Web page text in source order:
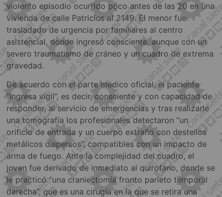
violento episodio ocurrido poco antes de las 20 en una
vivienda de calle Patricios al 2149. El menor fue
trasladado de urgencia por familiares al centro
asistencial, donde ingresó consciente, aunque con un
severo traumatismo de cráneo y un cuadro de extrema
gravedad.
De acuerdo con el parte médico oficial, el paciente
“ingresa vigil”, es decir, consciente y con capacidad de
responder, al servicio de emergencias y tras realizarle
una tomografía los profesionales detectaron “un
orificio de entrada y un cuerpo extraño con destellos
metálicos dispersos”, compatibles con un impacto de
arma de fuego. Ante la complejidad del cuadro, el
joven fue derivado de inmediato al quirófano, donde se
le practicó “una craniectomía fronto parieto temporal
derecha”, que es una cirugía en la que se retira una